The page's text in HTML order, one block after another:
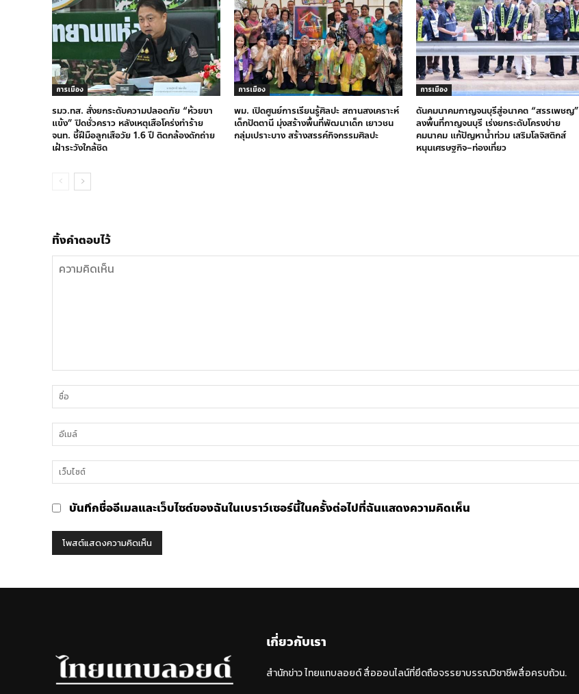
การเมือง
รมว.ทส. สั่งยกระดับความปลอดภัย “ห้วยขา
แข้ง” ปิดชั่วคราว หลังเหตุเสือโคร่งทำร้าย
จนท. ชี้ฝีมือลูกเสือวัย 1.6 ปี ติดกล้องดักถ่าย
เฝ้าระวังใกล้ชิด
การเมือง
พม. เปิดศูนย์การเรียนรู้ศิลปะ สถานสงเคราะห์
เด็กปัตตานี มุ่งสร้างพื้นที่พัฒนาเด็ก เยาวชน
กลุ่มเปราะบาง สร้างสรรค์กิจกรรมศิลปะ
การเมือง
ดันคมนาคมกาญจนบุรีสู่อนาคต “สรรเพชญ”
ลงพื้นที่กาญจนบุรี เร่งยกระดับโครงข่าย
คมนาคม แก้ปัญหาน้ำท่วม เสริมโลจิสติกส์
หนุนเศรษฐกิจ–ท่องเที่ยว
ทิ้งคำตอบไว้
คิด
เห็น
บันทึกชื่ออีเมลและเว็บไซต์ของฉันในเบราว์เซอร์นี้ในครั้งต่อไปที่ฉันแสดงความคิดเห็น
เกี่ยวกับเรา
สำนักข่าว ไทยแทบลอยด์ สื่อออนไลน์ที่ยึดถือจรรยาบรรณวิชาชีพสื่อครบถ้วน.